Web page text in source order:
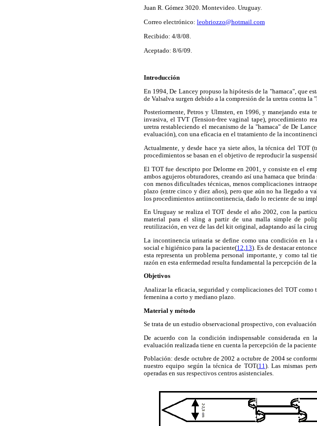
Juan R. Gómez 3020. Montevideo. Uruguay.
Correo electrónico: leobriozzo@hotmail.com
Recibido: 4/8/08.
Aceptado: 8/6/09.
Introducción
En 1994, De Lancey propuso la hipótesis de la "hamaca", que
de Valsalva surgen debido a la compresión de la uretra contra
Posteriormente, Petros y Ulmsten, en 1996, y manejando
invasiva, el TVT (Tension-free vaginal tape), procedimiento
uretra restableciendo el mecanismo de la "hamaca" de De
evaluación), con una eficacia en el tratamiento de la
Actualmente, y desde hace ya siete años, la técnica del TOT
procedimientos se basan en el objetivo de reproducir la
El TOT fue descripto por Delorme en 2001, y consiste en el
ambos agujeros obturadores, creando así una hamaca que
con menos dificultades técnicas, menos complicaciones
plazo (entre cinco y diez años), pero que aún no ha llegado a
los procedimientos antiincontinencia, dado lo reciente de su
En Uruguay se realiza el TOT desde el año 2002, con la
material para el sling a partir de una malla simple de
reutilización, en vez de las del kit original, adaptando así la
La incontinencia urinaria se define como una condición en
social e higiénico para la paciente(12 13). Es de destacar
esta representa un problema personal importante, y como tal
razón en esta enfermedad resulta fundamental la percepción de
Objetivos
Analizar la eficacia, seguridad y complicaciones del TOT
femenina a corto y mediano plazo.
Material y método
Se trata de un estudio observacional prospectivo, con
De acuerdo con la condición indispensable considerada
evaluación realizada tiene en cuenta la percepción de la
Población: desde octubre de 2002 a octubre de 2004 se
nuestro equipo según la técnica de TOT(11). Las mismas
operadas en sus respectivos centros asistenciales.